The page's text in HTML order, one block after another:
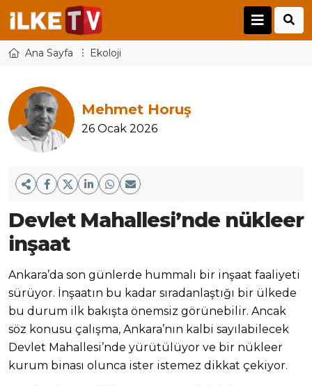
Ana Sayfa Ekoloji
Mehmet Horuş
26 Ocak 2026
Devlet Mahallesi’nde nükleer
inşaat
Ankara’da son günlerde hummalı bir inşaat faaliyeti
sürüyor. İnşaatın bu kadar sıradanlaştığı bir ülkede
bu durum ilk bakışta önemsiz görünebilir. Ancak
söz konusu çalışma, Ankara’nın kalbi sayılabilecek
Devlet Mahallesi’nde yürütülüyor ve bir nükleer
kurum binası olunca ister istemez dikkat çekiyor.